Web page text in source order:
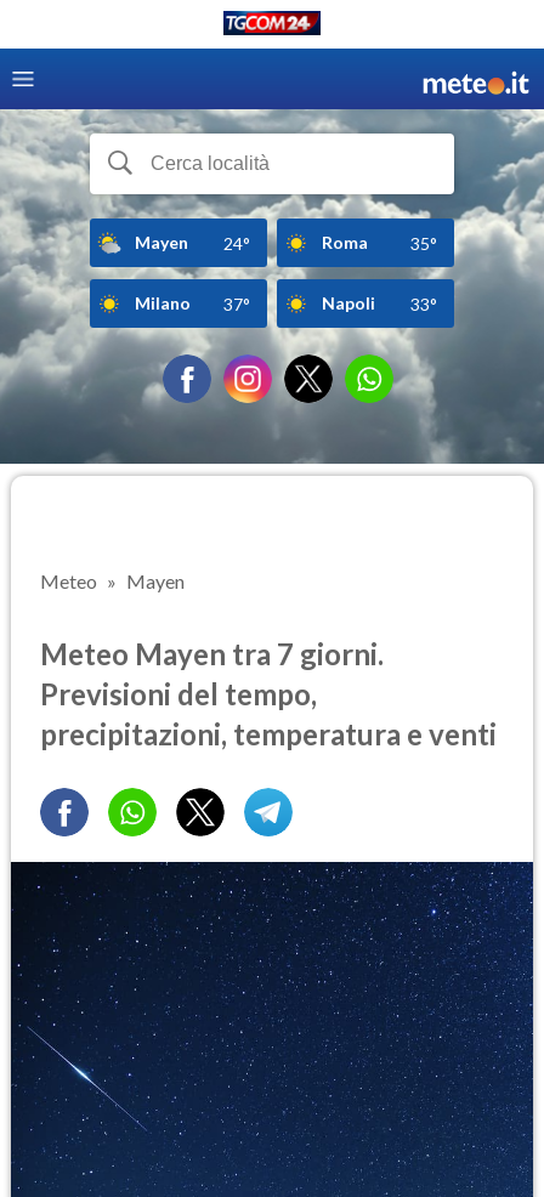
Mayen 24° Roma 35°
Milano 37° Napoli 33°
Meteo Mayen
Meteo Mayen tra 7 giorni.
Previsioni del tempo,
precipitazioni, temperatura e venti